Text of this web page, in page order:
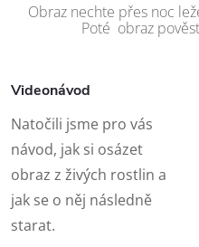
Obraz nechte přes noc
Poté obraz
Videonávod
Natočili jsme pro vás
návod, jak si osázet
obraz z živých rostlin a
jak se o něj následně
starat.